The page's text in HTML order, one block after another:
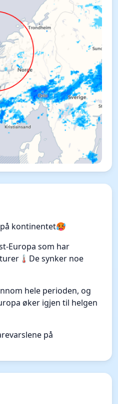
kontinentet🥵
Europa som har
synker noe
hele perioden, og
øker igjen til helgen
på